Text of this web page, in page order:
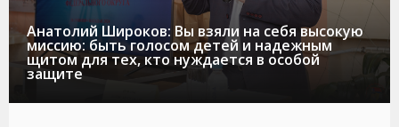
Анатолий Широков: Вы взяли на себя высокую
миссию: быть голосом детей и надежным
щитом для тех, кто нуждается в особой
защите